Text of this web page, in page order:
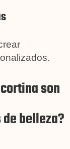
son
belleza?